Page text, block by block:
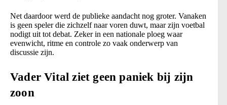
Net daardoor werd de publieke aandacht nog groter. Vanaken
is geen speler die zichzelf naar voren duwt, maar zijn voetbal
nodigt uit tot debat. Zeker in een nationale ploeg waar
evenwicht, ritme en controle zo vaak onderwerp van
discussie zijn.
Vader Vital ziet geen paniek bij zijn
zoon